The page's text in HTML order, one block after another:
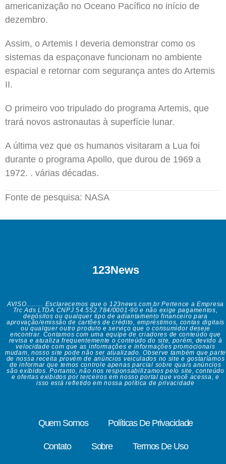
americanização no Oceano Pacífico no início de
dezembro.
Assim, o Artemis I deveria demonstrar como os
sistemas da espaçonave funcionam no ambiente
espacial e retornar com segurança antes do Artemis
II.
O primeiro voo tripulado do programa Artemis, que
trará novos astronautas à superfície lunar.
A última vez que os humanos visitaram a Lua foi
durante o programa Apollo, que durou de 1969 a
1972. . várias décadas.
Fonte de pesquisa: NASA
123News
AVISO......... Esclarecemos que o 123news.com.br Pertence a Empresa
Trc Ads LTDA CNPJ 54.552.784/0001-90 e não exige pagamentos,
depósitos ou qualquer tipo de adiantamento financeiro para
aprovação/emissão de cartões de crédito, empréstimos, contas digitais
ou qualquer outro produto e serviço que o consumidor deseje
encontrar. Contamos com uma equipe de criadores de conteúdo que
revisa e atualiza frequentemente o conteúdo do site, porém, devido à
velocidade com que as informações e informações promocionais
mudam, nosso site pode não ser atualizado. Observe também que parte
de nossa receita provém de anúncios veiculados no site e gostaríamos
de informar que temos controle apenas parcial sobre quais anúncios
são exibidos. Portanto, não nos responsabilizamos pelo site, conteúdo
e ofertas exibidos por terceiros em nosso portal que você acessa, e
isso está refletido em nossa política de privacidade
Quem Somos Políticas De Privacidade
Contato Sobre Termos De Uso